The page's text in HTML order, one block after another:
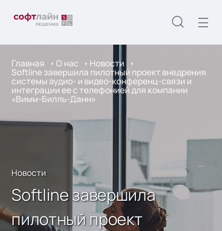
Главная О нас Новости
Softline завершила пилотный проект внедрения
системы аудио- и видео-конференц-связи и
интеграции ее с телефонией для компании
«Вимм-Билль-Данн»
Новости
Softline завершила
пилотный проект